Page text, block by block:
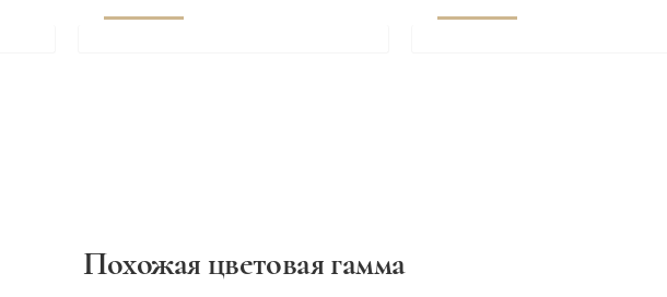
Похожая цветовая гамма